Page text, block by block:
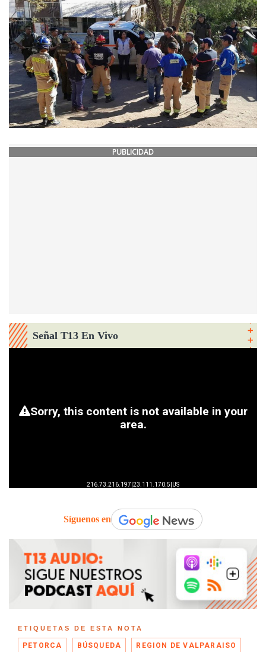
PUBLICIDAD
Señal T13 En Vivo
Síguenos en
ETIQUETAS DE ESTA NOTA
PETORCA BÚSQUEDA REGION DE VALPARAISO